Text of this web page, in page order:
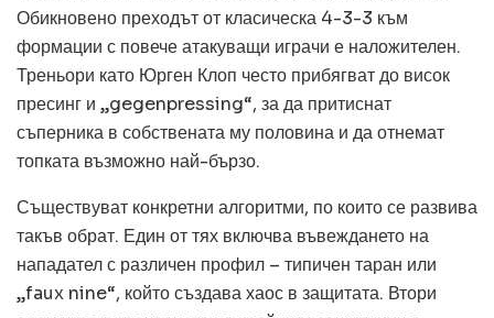
Обикновено преходът от класическа 4-3-3 към
формации с повече атакуващи играчи е наложителен.
Треньори като Юрген Клоп често прибягват до висок
пресинг и „gegenpressing“, за да притиснат
съперника в собствената му половина и да отнемат
топката възможно най-бързо.
Съществуват конкретни алгоритми, по които се развива
такъв обрат. Един от тях включва въвеждането на
нападател с различен профил – типичен таран или
„faux nine“, който създава хаос в защитата. Втори